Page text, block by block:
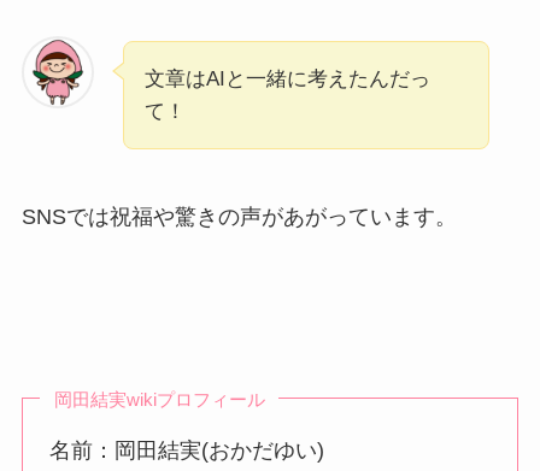
文章はAIと一緒に考えたんだっ
て！
SNSでは祝福や驚きの声があがっています。
岡田結実wikiプロフィール
名前：岡田結実(おかだゆい)